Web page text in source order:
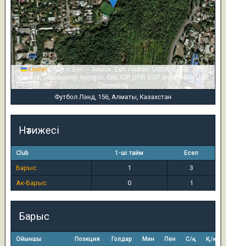
Leaflet|Tiles © Esri — Source: Esri, i-cubed, USDA, USGS, AEX,
GeoEye, Getmapping, Aerogrid, IGN, IGP, UPR-EGP, and the GIS User
Community
Футбол Лэнд, 156, Алматы, Казахстан
Нәтижесі
Club 1-ші тайм Есеп
Барыс 1
3
Ак-Барыс
0 1
Барыс
Ойыншы Позиция Голдар Мин Пен С/қ Қ/қ